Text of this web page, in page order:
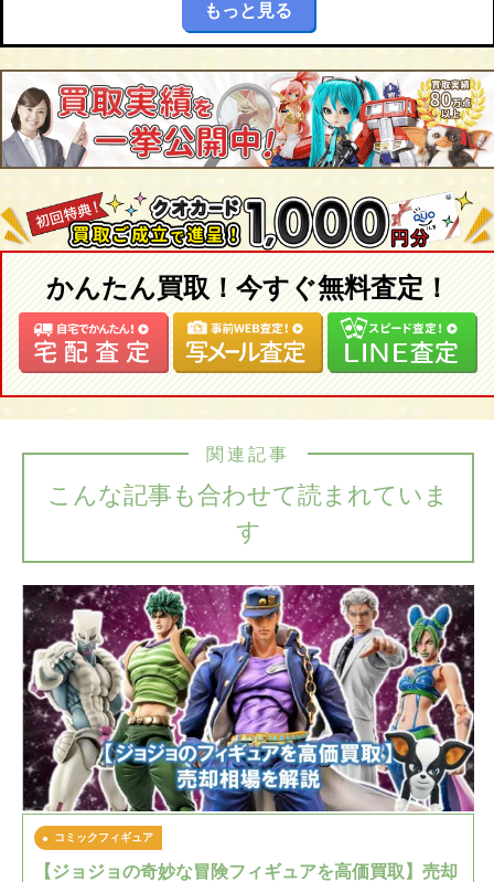
もっと見る
かんたん買取！今すぐ無料査定！
こんな記事も合わせて読まれていま
す
関連記事
コミックフィギュア
【ジョジョの奇妙な冒険フィギュアを高価買取】売却